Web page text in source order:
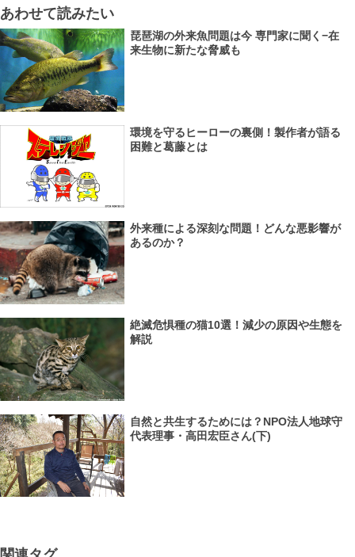
あわせて読みたい
琵琶湖の外来魚問題は今 専門家に聞く−在
来生物に新たな脅威も
環境を守るヒーローの裏側！製作者が語る
困難と葛藤とは
外来種による深刻な問題！どんな悪影響が
あるのか？
絶滅危惧種の猫10選！減少の原因や生態を
解説
自然と共生するためには？NPO法人地球守
代表理事・高田宏臣さん(下)